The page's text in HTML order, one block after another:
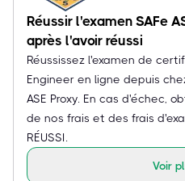
Réussir l'examen SAFe
après l'avoir réussi
Réussissez l'examen de
Engineer en ligne depuis
ASE Proxy. En cas d'échec,
de nos frais et des frais
RÉUSSI.
Voir